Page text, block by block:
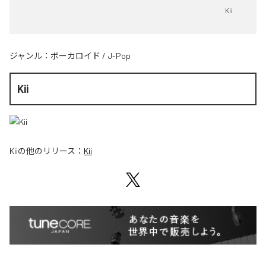
Kii
ジャンル： ボーカロイド / J-Pop
Kii
Kiiの他のリリース： Kii